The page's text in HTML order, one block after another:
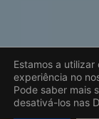
Estamos a
experiência no
Pode saber mais
desativá-los nas